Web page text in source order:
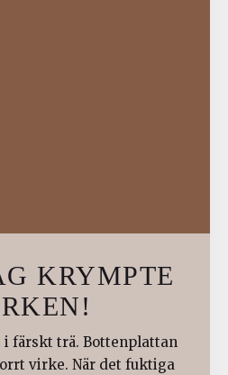
KRYMPTE
färskt trä. Bottenplattan
virke. När det fuktiga